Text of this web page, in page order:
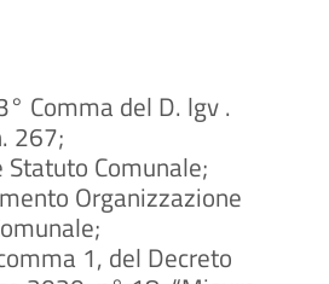
Comma del D. lgv .
267;
Comunale;
Organizzazione
1, del Decreto